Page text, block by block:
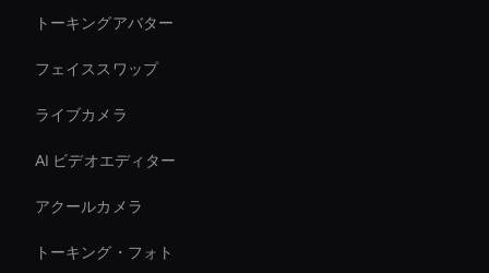
トーキングアバター
フェイススワップ
ライブカメラ
AI ビデオエディター
アクールカメラ
トーキング・フォト